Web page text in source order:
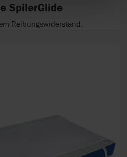
SpilerGlide
Reibungswiderstand.